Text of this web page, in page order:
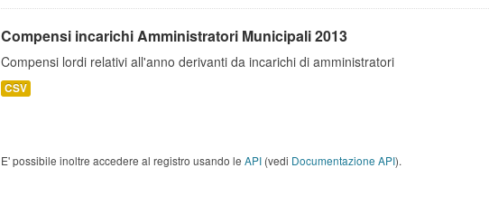
Compensi incarichi Amministratori Municipali 2013
Compensi lordi relativi all'anno derivanti da incarichi di amministratori
CSV
E' possibile inoltre accedere al registro usando le API (vedi Documentazione API).